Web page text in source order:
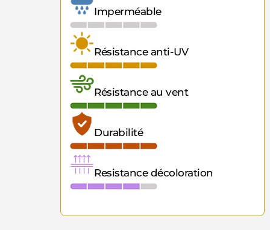
Imperméable
Résistance anti-UV
Résistance au vent
Durabilité
Resistance décoloration